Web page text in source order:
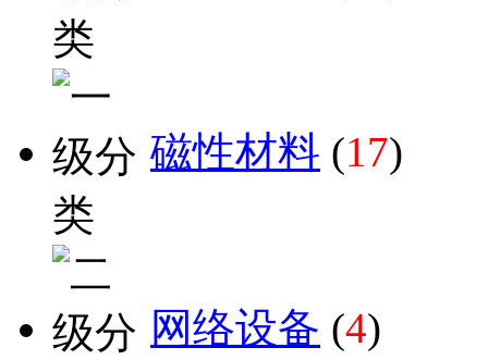
磁性材料 (17)
网络设备 (4)